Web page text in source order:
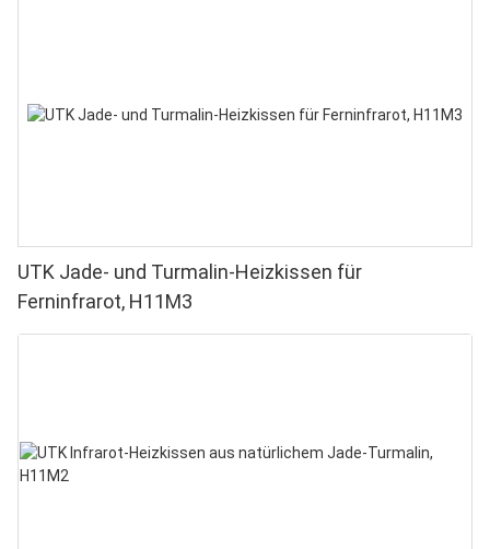
UTK Jade- und Turmalin-Heizkissen für
Ferninfrarot, H11M3